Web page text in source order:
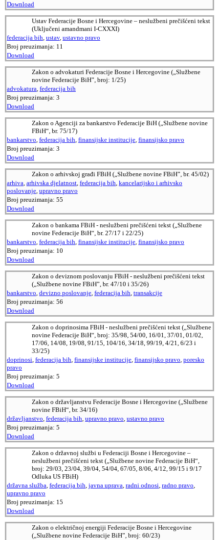
Download
Ustav Federacije Bosne i Hercegovine – neslužbeni prečišćeni tekst
(Uključeni amandmani I-CXXXI)
federacija bih, ustav, ustavno pravo
Broj preuzimanja: 11
Download
Zakon o advokaturi Federacije Bosne i Hercegovine („Službene
novine Federacije BiH”, broj: 1/25)
advokatura, federacija bih
Broj preuzimanja: 3
Download
Zakon o Agenciji za bankarstvo Federacije BiH („Službene novine
FBiH“, br. 75/17)
bankarstvo, federacija bih, finansijske institucije, finansijsko pravo
Broj preuzimanja: 3
Download
Zakon o arhivskoj građi FBiH („Službene novine FBiH”, br. 45/02)
arhiva, arhivska djelatnost, federacija bih, kancelarijsko i arhivsko
poslovanje, upravno pravo
Broj preuzimanja: 55
Download
Zakon o bankama FBiH - neslužbeni prečišćeni tekst („Službene
novine Federacije BiH“, br. 27/17 i 22/25)
bankarstvo, federacija bih, finansijske institucije, finansijsko pravo
Broj preuzimanja: 10
Download
Zakon o deviznom poslovanju FBiH - neslužbeni prečišćeni tekst
(„Službene novine FBiH”, br. 47/10 i 35/26)
bankarstvo, devizno poslovanje, federacija bih, transakcije
Broj preuzimanja: 56
Download
Zakon o doprinosima FBiH - neslužbeni prečišćeni tekst („Službene
novine Federacije BiH“, broj: 35/98, 54/00, 16/01, 37/01, 01/02,
17/06, 14/08, 19/08, 91/15, 104/16, 34/18, 99/19, 4/21, 6/23 i
33/25)
doprinosi, federacija bih, finansijske institucije, finansijsko pravo, poresko
pravo
Broj preuzimanja: 5
Download
Zakon o državljanstvu Federacije Bosne i Hercegovine („Službene
novine FBiH“, br. 34/16)
državljanstvo, federacija bih, upravno pravo, ustavno pravo
Broj preuzimanja: 5
Download
Zakon o državnoj službi u Federaciji Bosne i Hercegovine –
neslužbeni prečišćeni tekst („Službene novine Federacije BiH“,
broj: 29/03, 23/04, 39/04, 54/04, 67/05, 8/06, 4/12, 99/15 i 9/17
Odluka US FBiH)
državna služba, federacija bih, javna uprava, radni odnosi, radno pravo,
upravno pravo
Broj preuzimanja: 15
Download
Zakon o električnoj energiji Federacije Bosne i Hercegovine
(„Službene novine Federacije BiH”, broj: 60/23)